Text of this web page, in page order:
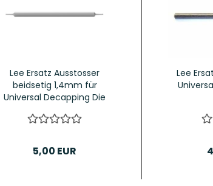
Lee Ersatz Ausstosser
beidsetig 1,4mm für
Universal Decapping Die
5,00 EUR
Lee